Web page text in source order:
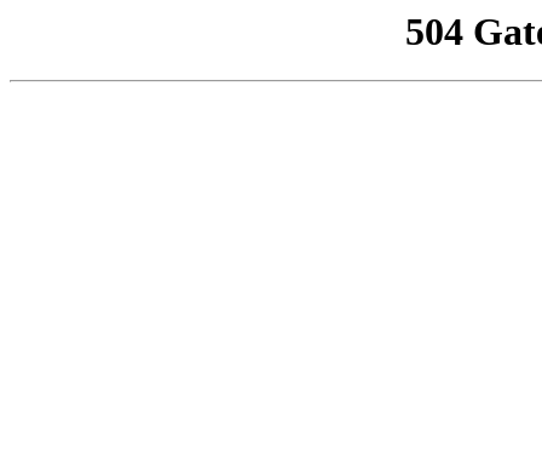
504